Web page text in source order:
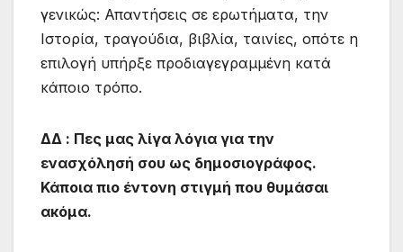
γενικώς: Απαντήσεις σε ερωτήματα, την
Ιστορία, τραγούδια, βιβλία, ταινίες, οπότε η
επιλογή υπήρξε προδιαγεγραμμένη κατά
κάποιο τρόπο.
ΔΔ : Πες μας λίγα λόγια για την
ενασχόλησή σου ως δημοσιογράφος.
Κάποια πιο έντονη στιγμή που θυμάσαι
ακόμα.